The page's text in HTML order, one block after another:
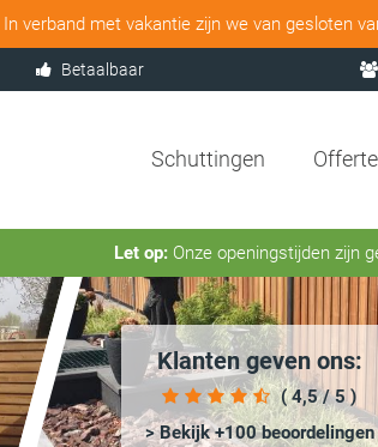
verband met vakantie zijn we van gesloten
Betaalbaar
Schuttingen Offerte
Let op:Onze openingstijden zijn
Klanten geven ons:
( 4,5 / 5 )
> Bekijk +100 beoordelingen